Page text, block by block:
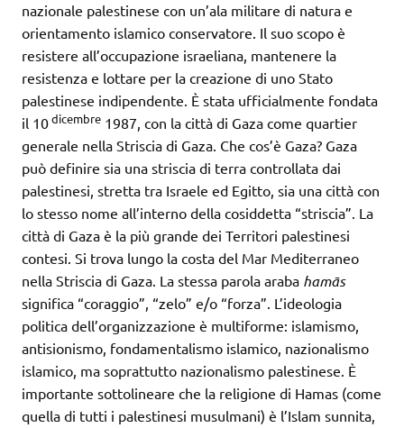
nazionale palestinese con un’ala militare di natura e
orientamento islamico conservatore. Il suo scopo è
resistere all’occupazione israeliana, mantenere la
resistenza e lottare per la creazione di uno Stato
palestinese indipendente. È stata ufficialmente fondata
il 10dicembre 1987, con la città di Gaza come quartier
generale nella Striscia di Gaza. Che cos’è Gaza? Gaza
può definire sia una striscia di terra controllata dai
palestinesi, stretta tra Israele ed Egitto, sia una città con
lo stesso nome all’interno della cosiddetta “striscia”. La
città di Gaza è la più grande dei Territori palestinesi
contesi. Si trova lungo la costa del Mar Mediterraneo
nella Striscia di Gaza. La stessa parola araba hamās
significa “coraggio”, “zelo” e/o “forza”. L’ideologia
politica dell’organizzazione è multiforme: islamismo,
antisionismo, fondamentalismo islamico, nazionalismo
islamico, ma soprattutto nazionalismo palestinese. È
importante sottolineare che la religione di Hamas (come
quella di tutti i palestinesi musulmani) è l’Islam sunnita,